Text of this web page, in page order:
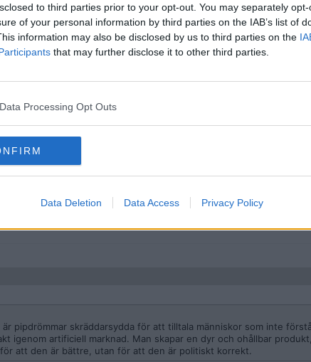
to third parties prior to your opt-out. You may separately
of your personal information by third parties on the IAB’s list of
information may also be disclosed by us to third parties on the
that may further disclose it to other third parties.
Processing Opt Outs
Data Deletion Data Access Privacy Policy
Sveriges nuvarande elproduktion. Mer viktigt är att en sådan
med vindkraft utan måste ha en kontinuerlig och pålitlig
att förbruka ungefär hälften av all vattenkraft norr om Dalälven.
Sverige så får man väl slå av strömmen för vanliga människor om
Och elpriset i elprisområde 4 lär vara skyhögt under kalla och
så då kommer man väl att få något nytt att klaga på.
i norr då kommer vara en subvention till ägarna av H2, som
"därför att dom skapar så många nya jobb".
att delas ut vare sig till stat, kommun eller invånarna i norra
inte folket som bor där uppe.
pipdrömmar skräddarsydda för att tilltala människor som inte
igenom artificiell marknad. Man skapar en dyr och ohållbar
att den är bättre, utan för att den är politiskt korrekt.